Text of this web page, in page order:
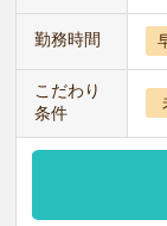
勤務時間
こだわり
条件